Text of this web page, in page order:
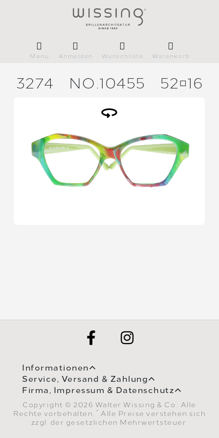
Menü Anmelden Wunschliste Warenkorb
3274 NO.10455 5216
Informationen
Service, Versand & Zahlung
Firma, Impressum & Datenschutz
Copyright © 2026 Walter Wissing & Co.. Alle
Rechte vorbehalten.
* Alle Preise verstehen sich
zzgl. der gesetzlichen Mehrwertsteuer.